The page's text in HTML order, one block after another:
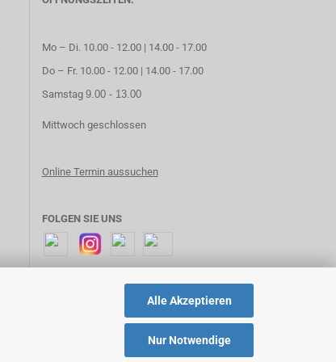
Alle Akzeptieren
Nur Notwendige
Mo – Di. 10.00 - 12.00 | 14.00 - 17.00
Do – Fr. 10.00 - 12.00 | 14.00 - 17.00
Samstag 9.00 - 13.00
Mittwoch geschlossen
Online Termin aussuchen
FOLGEN SIE UNS